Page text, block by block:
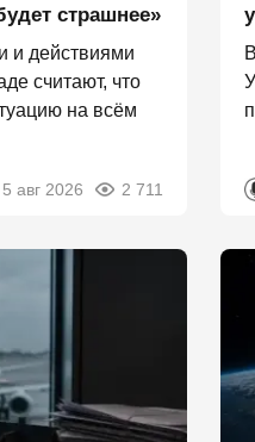
страшнее»
и действиями
считают, что
на всём
5 авг 2026 2 711